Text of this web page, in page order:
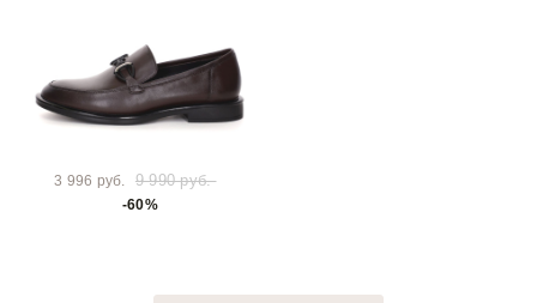
3 996 руб. 9 990 руб.
-60%